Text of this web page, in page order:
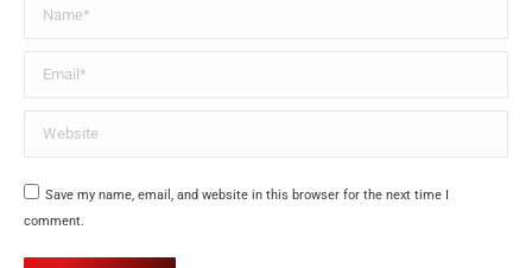
Email *
Website
Save my name, email, and website in this browser for the next time I
comment.